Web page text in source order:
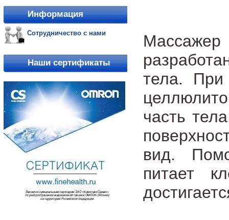
Информация
Сотрудничество с нами
Наши сертификаты
тела. При
часть
вид.
питает